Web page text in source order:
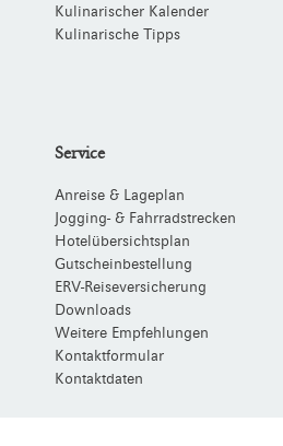
Kulinarischer Kalender
Kulinarische Tipps
Service
Anreise & Lageplan
Jogging- & Fahrradstrecken
Hotelübersichtsplan
Gutscheinbestellung
ERV-Reiseversicherung
Downloads
Weitere Empfehlungen
Kontaktformular
Kontaktdaten